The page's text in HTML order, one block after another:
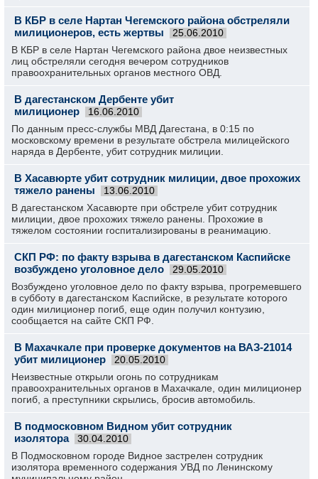
В КБР в селе Нартан Чегемского района обстреляли
милиционеров, есть жертвы
25.06.2010
В КБР в селе Нартан Чегемского района двое неизвестных
лиц обстреляли сегодня вечером сотрудников
правоохранительных органов местного ОВД.
В дагестанском Дербенте убит
милиционер
16.06.2010
По данным пресс-службы МВД Дагестана, в 0:15 по
московскому времени в результате обстрела милицейского
наряда в Дербенте, убит сотрудник милиции.
В Хасавюрте убит сотрудник милиции, двое прохожих
тяжело ранены
13.06.2010
В дагестанском Хасавюрте при обстреле убит сотрудник
милиции, двое прохожих тяжело ранены. Прохожие в
тяжелом состоянии госпитализированы в реанимацию.
СКП РФ: по факту взрыва в дагестанском Каспийске
возбуждено уголовное дело
29.05.2010
Возбуждено уголовное дело по факту взрыва, прогремевшего
в субботу в дагестанском Каспийске, в результате которого
один милиционер погиб, еще один получил контузию,
сообщается на сайте СКП РФ.
В Махачкале при проверке документов на ВАЗ-21014
убит милиционер
20.05.2010
Неизвестные открыли огонь по сотрудникам
правоохранительных органов в Махачкале, один милиционер
погиб, а преступники скрылись, бросив автомобиль.
В подмосковном Видном убит сотрудник
изолятора
30.04.2010
В Подмосковном городе Видное застрелен сотрудник
изолятора временного содержания УВД по Ленинскому